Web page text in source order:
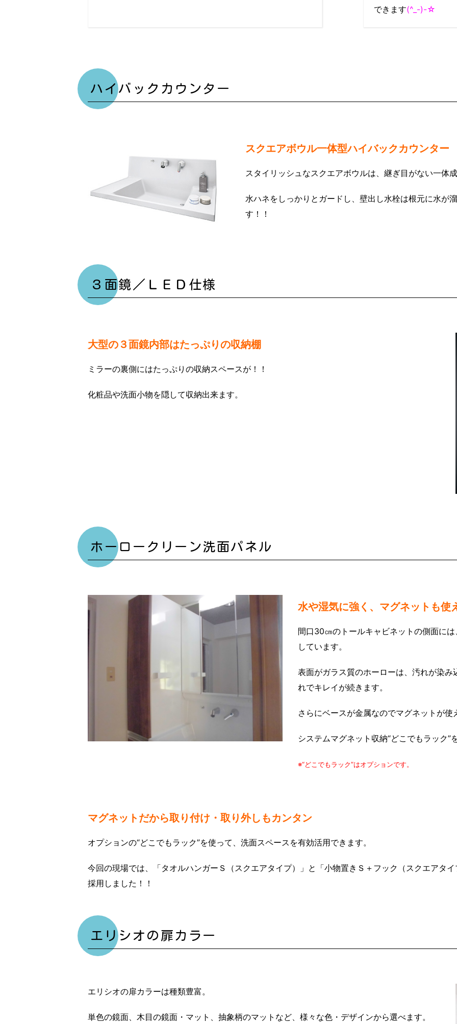
できます(^_-)-☆
ハイバックカウンター
スクエアボウル一体型ハイバックカウンター
スタイリッシュなスクエアボウルは、継ぎ目がない一体
水ハネをしっかりとガードし、壁出し水栓は根元に水が
す！！
３面鏡／ＬＥＤ仕様
大型の３面鏡内部はたっぷりの収納棚
ミラーの裏側にはたっぷりの収納スペースが！！
化粧品や洗面小物を隠して収納出来ます。
ホーロークリーン洗面パネル
水や湿気に強く、マグネットも使
間口30㎝のトールキャビネットの側面に
しています。
表面がガラス質のホーローは、汚れが染
れでキレイが続きます。
さらにベースが金属なのでマグネットが
システムマグネット収納“どこでもラック
※“どこでもラック”はオプションです。
マグネットだから取り付け・取り外しもカンタン
オプションの“どこでもラック”を使って、洗面スペースを有効活用できます。
今回の現場では、「タオルハンガーＳ（スクエアタイプ）」と「小物置きＳ＋フック（スクエアタ
採用しました！！
エリシオの扉カラー
エリシオの扉カラーは種類豊富。
単色の鏡面、木目の鏡面・マット、抽象柄のマットなど、様々な色・デザインから選べます。